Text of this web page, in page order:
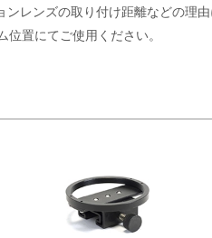
レンズの取り付け距離などの理
置にてご使用ください。